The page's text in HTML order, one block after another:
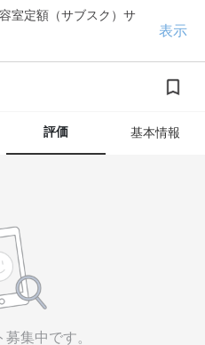
室定額（サブスク）サ
表示
評価 基本情報
集中です。